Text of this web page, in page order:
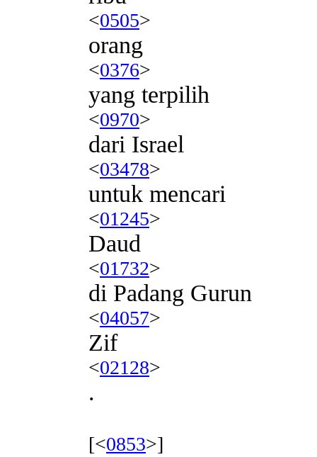
<0505>
orang
<0376>
yang terpilih
<0970>
dari Israel
<03478>
untuk mencari
<01245>
Daud
<01732>
di Padang Gurun
<04057>
Zif
<02128>
.
[<0853>]